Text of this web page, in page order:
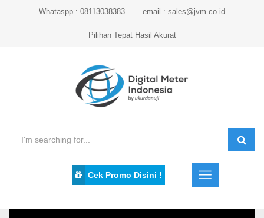
Whataspp : 08113038383 email : sales@jvm.co.id
Pilihan Tepat Hasil Akurat
Cek Promo Disini !